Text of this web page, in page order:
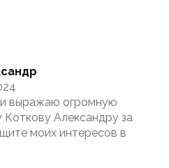
выражаю огромную
Коткову Александру за
моих интересов в